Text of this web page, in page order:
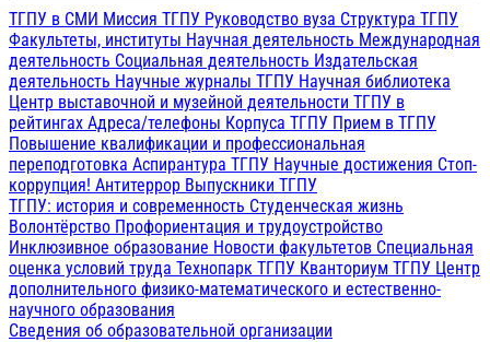
ТГПУ в СМИ Миссия ТГПУ Руководство вуза Структура ТГПУ
Факультеты, институты Научная деятельность Международная
деятельность Социальная деятельность Издательская
деятельность Научные журналы ТГПУ Научная библиотека
Центр выставочной и музейной деятельности ТГПУ в
рейтингах Адреса/телефоны Корпуса ТГПУ Прием в ТГПУ
Повышение квалификации и профессиональная
переподготовка Аспирантура ТГПУ Научные достижения Стоп-
коррупция! Антитеррор Выпускники ТГПУ
ТГПУ: история и современность Студенческая жизнь
Волонтёрство Профориентация и трудоустройство
Инклюзивное образование Новости факультетов Специальная
оценка условий труда Технопарк ТГПУ Кванториум ТГПУ Центр
дополнительного физико-математического и естественно-
научного образования
Сведения об образовательной организации